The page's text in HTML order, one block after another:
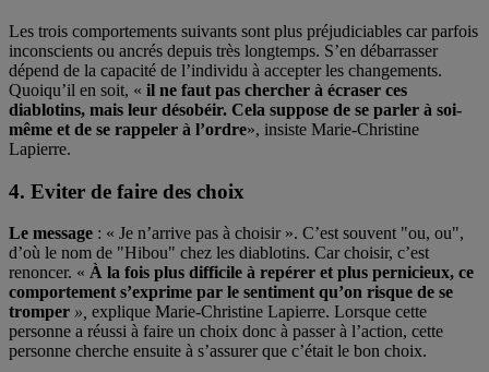
Les trois comportements suivants sont plus préjudiciables car parfois
inconscients ou ancrés depuis très longtemps. S’en débarrasser
dépend de la capacité de l’individu à accepter les changements.
Quoiqu’il en soit, « il ne faut pas chercher à écraser ces
diablotins, mais leur désobéir. Cela suppose de se parler à soi-
même et de se rappeler à l’ordre», insiste Marie-Christine
Lapierre.
4. Eviter de faire des choix
Le message : « Je n’arrive pas à choisir ». C’est souvent "ou, ou",
d’où le nom de "Hibou" chez les diablotins. Car choisir, c’est
renoncer. « À la fois plus difficile à repérer et plus pernicieux, ce
comportement s’exprime par le sentiment qu’on risque de se
tromper », explique Marie-Christine Lapierre. Lorsque cette
personne a réussi à faire un choix donc à passer à l’action, cette
personne cherche ensuite à s’assurer que c’était le bon choix.